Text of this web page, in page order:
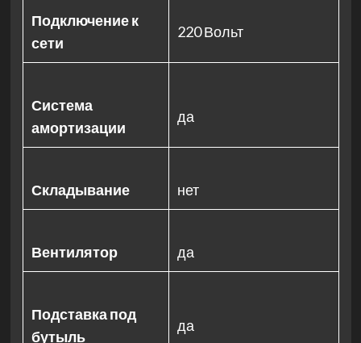
Подключение к
сети
220 Вольт
Система
амортизации
да
Складывание нет
Вентилятор да
Подставка под
бутыль
да